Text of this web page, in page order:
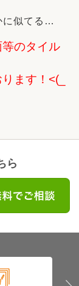
に似てる…
のタイル
ます！<(_
ら